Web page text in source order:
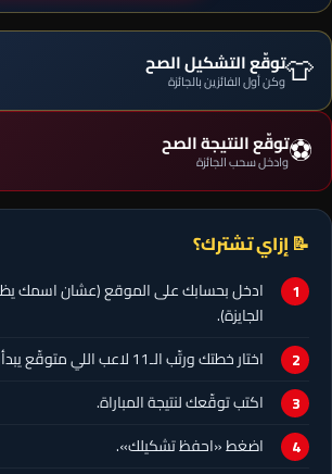
👕توقّع التشكيل الصح
وكن أول الفائزين بالجائزة
⚽توقّع النتيجة الصح
وادخل سحب الجائزة
📝 إزاي تشترك؟
ادخل بحسابك على الموقع (عشان اسمك
الجايزة).
اختار خطتك ورتّب الـ11 لاعب اللي متوقّع يبدأوا الماتش.
اكتب توقّعك لنتيجة المباراة.
اضغط «احفظ تشكيلك».